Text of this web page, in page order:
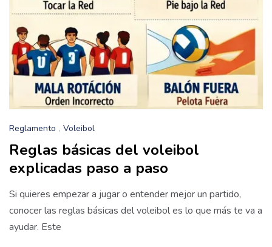
Reglamento , Voleibol
Reglas básicas del voleibol
explicadas paso a paso
Si quieres empezar a jugar o entender mejor un partido,
conocer las reglas básicas del voleibol es lo que más te va a
ayudar. Este